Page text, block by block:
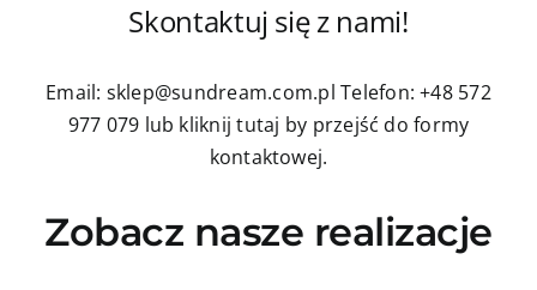
Skontaktuj się z nami!
Email: sklep@sundream.com.pl Telefon: +48 572
977 079 lub kliknij tutaj by przejść do formy
kontaktowej.
Zobacz nasze realizacje